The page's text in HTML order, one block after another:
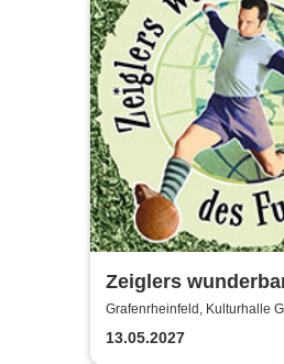
Zeiglers
Fußballs - Immer
Können!
Grafenrheinfeld, Kulturhalle
13.05.2027